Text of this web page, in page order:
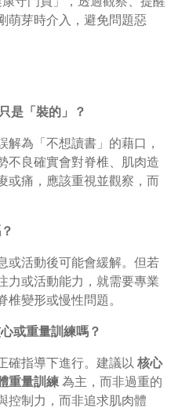
萌芽時介入，避免問題惡
是「裝的」？
解為「不想讀書」的藉口，
不良確實會對脊椎、肌肉造
或痛，應該重視並觀察，而
或活動後可能會緩解。但若
力或活動能力，就需要專業
變形或慢性問題。
或重量訓練嗎？
確指導下進行。建議以 核心
重量訓練為主，而非過重的
控制力，而非追求肌肉體